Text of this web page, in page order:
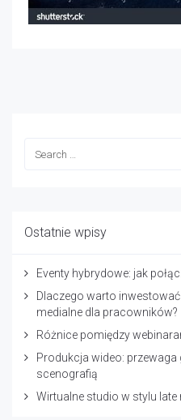
Ostatnie wpisy
Eventy hybrydowe: jak
Dlaczego warto
medialne dla pracowników?
Różnice pomiędzy
Produkcja wideo: przewaga
scenografią
Wirtualne studio w stylu late